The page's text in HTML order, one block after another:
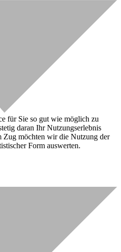
für Sie so gut wie möglich zu
daran Ihr Nutzungserlebnis
Zug möchten wir die Nutzung der
Form auswerten.